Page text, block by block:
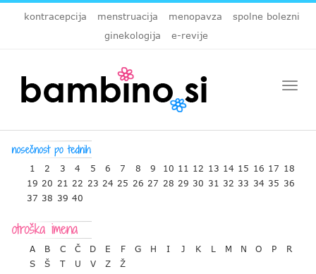
kontracepcija menstruacija menopavza
spolne bolezni
ginekologija
e-revije
1 2 3 4 5 6 7 8 9 10 11 12 13 14 15 16 17 18
19 20 21 22 23 24 25 26 27 28 29 30 31 32 33 34 35 36
37 38 39 40
A B C Č D E F G H I J K L M N O P
R
S
Š T U V Z Ž